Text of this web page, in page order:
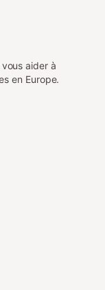
aider à
en Europe.